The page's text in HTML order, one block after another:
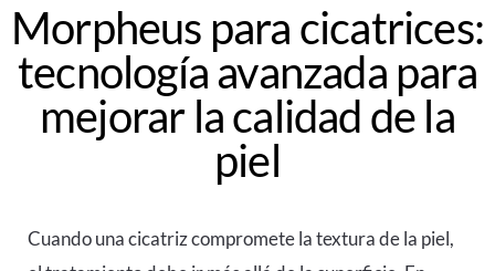
Morpheus para cicatrices:
tecnología avanzada para
mejorar la calidad de la
piel
Cuando una cicatriz compromete la textura de la piel,